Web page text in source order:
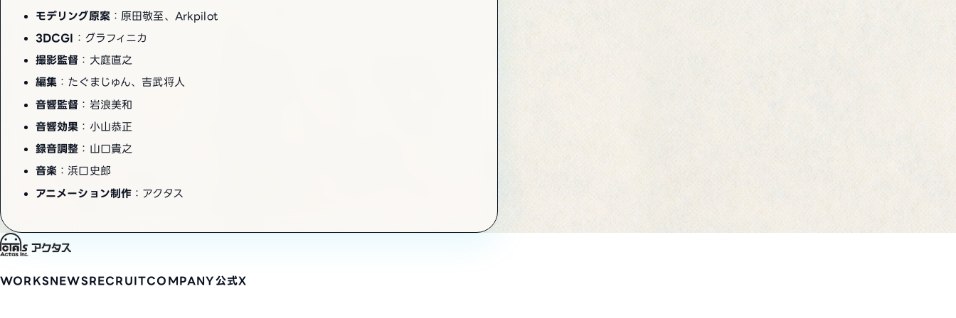
モデリング原案 ：原田敬至、Arkpilot
3DCGI ：グラフィニカ
撮影監督 ：大庭直之
編集 ：たぐまじゅん、吉武将人
音響監督 ：岩浪美和
音響効果 ：小山恭正
録音調整 ：山口貴之
音楽 ：浜口史郎
アニメーション制作 ：アクタス
WORKSNEWSRECRUITCOMPANY公式X